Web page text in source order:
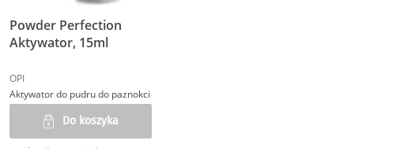
Powder Perfection
Aktywator, 15ml
OPI
Aktywator do pudru do paznokci
Do koszyka